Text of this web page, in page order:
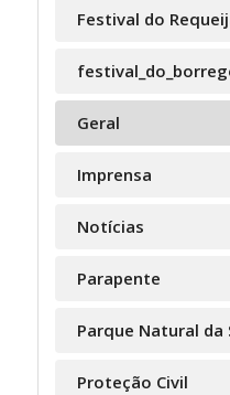
Festival do
Geral
Imprensa
Notícias
Parapente
Parque Natural da
Proteção Civil